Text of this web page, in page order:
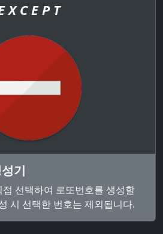
X C E P T
기
선택하여 로또번호를 생성할
시 선택한 번호는 제외됩니다.